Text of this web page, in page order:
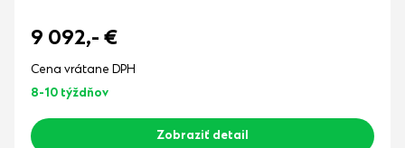
9 092,- €
Cena vrátane DPH
8-10 týždňov
Zobraziť detail